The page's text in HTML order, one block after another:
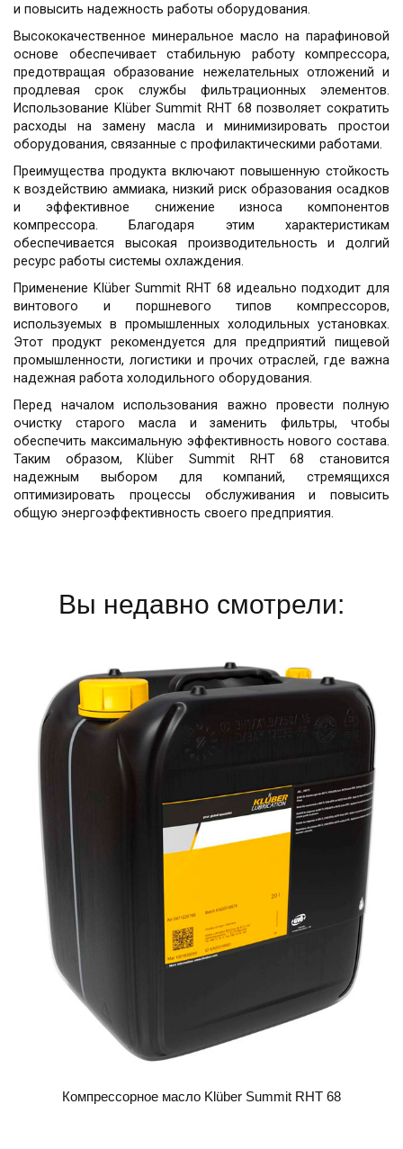
и повысить надежность работы оборудования.
Высококачественное минеральное масло на парафиновой
основе обеспечивает стабильную работу компрессора,
предотвращая образование нежелательных отложений и
продлевая срок службы фильтрационных элементов.
Использование Klüber Summit RHT 68 позволяет сократить
расходы на замену масла и минимизировать простои
оборудования, связанные с профилактическими работами.
Преимущества продукта включают повышенную стойкость
к воздействию аммиака, низкий риск образования осадков
и эффективное снижение износа компонентов
компрессора. Благодаря этим характеристикам
обеспечивается высокая производительность и долгий
ресурс работы системы охлаждения.
Применение Klüber Summit RHT 68 идеально подходит для
винтового и поршневого типов компрессоров,
используемых в промышленных холодильных установках.
Этот продукт рекомендуется для предприятий пищевой
промышленности, логистики и прочих отраслей, где важна
надежная работа холодильного оборудования.
Перед началом использования важно провести полную
очистку старого масла и заменить фильтры, чтобы
обеспечить максимальную эффективность нового состава.
Таким образом, Klüber Summit RHT 68 становится
надежным выбором для компаний, стремящихся
оптимизировать процессы обслуживания и повысить
общую энергоэффективность своего предприятия.
Вы недавно смотрели:
Компрессорное масло Klüber Summit RHT 68